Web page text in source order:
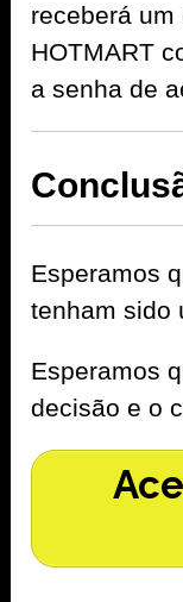
receberá
HOTMART
a senha de
Esperamos
tenham sido
Esperamos
decisão e o